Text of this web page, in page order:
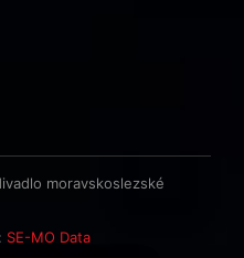
moravskoslezské
SE-MO Data